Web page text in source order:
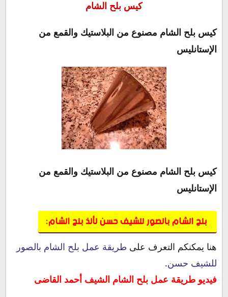
كيس بلح الشام
كيس بلح الشام مصنوع من البلاستيك والقمع من
الإستانليس
كيس بلح الشام مصنوع من البلاستيك والقمع من
الإستانليس
بلح الشام بالصور للشيف حسن لألذ بلح الشام:
هنا يمكنكم التعرف على طريقة عمل بلح الشام بالصور
للشيف حسن.
فيديو طريقة عمل بلح الشام الشيف أحمد القاضى